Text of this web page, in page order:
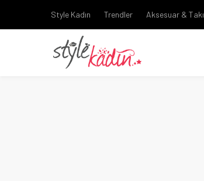
Style Kadın Trendler Aksesuar & Takı